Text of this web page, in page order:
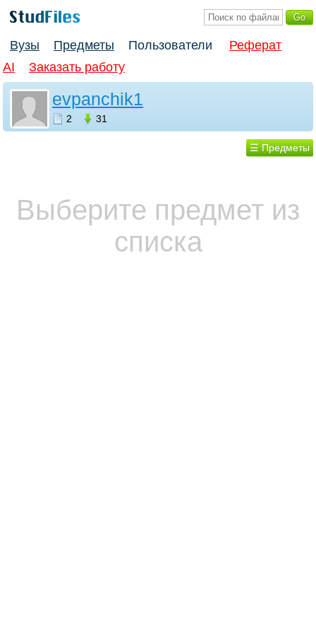
Вузы Предметы Пользователи
Реферат
AI
Заказать работу
evpanchik1
2 31
☰ Предметы
Выберите предмет из
списка